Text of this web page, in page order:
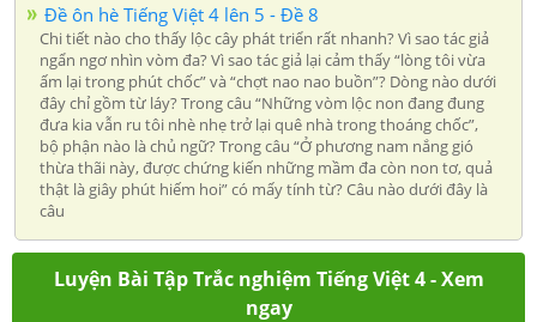
Đề ôn hè Tiếng Việt 4 lên 5 - Đề 8
Chi tiết nào cho thấy lộc cây phát triển rất nhanh? Vì sao tác giả
ngẩn ngơ nhìn vòm đa? Vì sao tác giả lại cảm thấy “lòng tôi vừa
ấm lại trong phút chốc” và “chợt nao nao buồn”? Dòng nào dưới
đây chỉ gồm từ láy? Trong câu “Những vòm lộc non đang đung
đưa kia vẫn ru tôi nhè nhẹ trở lại quê nhà trong thoáng chốc”,
bộ phận nào là chủ ngữ? Trong câu “Ở phương nam nắng gió
thừa thãi này, được chứng kiến những mầm đa còn non tơ, quả
thật là giây phút hiếm hoi” có mấy tính từ? Câu nào dưới đây là
câu
Luyện Bài Tập Trắc nghiệm Tiếng Việt 4 - Xem
ngay